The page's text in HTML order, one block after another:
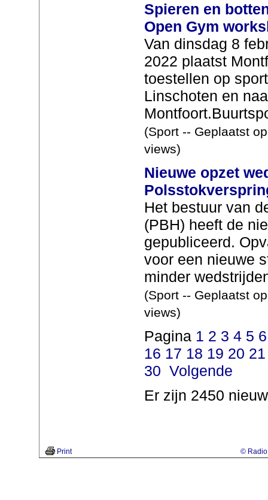
Spieren en
Open Gym
Van dinsdag 8
2022 plaatst
toestellen op
Linschoten en
(Sport -- Geplaatst
views)
Nieuwe opzet
Het bestuur van
(PBH) heeft de
gepubliceerd.
voor een nieuwe
minder
(Sport -- Geplaatst
views)
Pagina 1 2 3 4 5 6
16 17 18 19 20 21
30 Volgende
Er zijn 2450
Print © Radio